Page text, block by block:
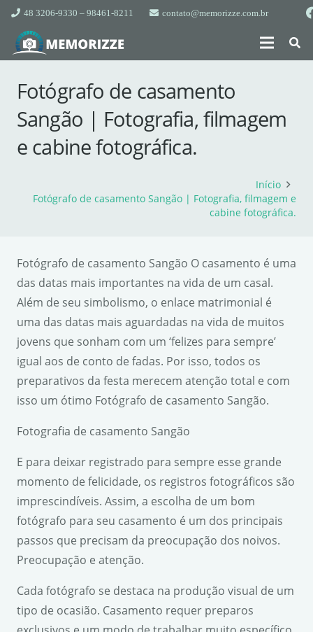
48 3206-9330 – 98461-8211 contato@memorizze.com.br
Fotógrafo de casamento
Sangão | Fotografia, filmagem
e cabine fotográfica.
Início
Fotógrafo de casamento Sangão | Fotografia, filmagem e
cabine fotográfica.
Fotógrafo de casamento Sangão O casamento é uma
das datas mais importantes na vida de um casal.
Além de seu simbolismo, o enlace matrimonial é
uma das datas mais aguardadas na vida de muitos
jovens que sonham com um ‘felizes para sempre’
igual aos de conto de fadas. Por isso, todos os
preparativos da festa merecem atenção total e com
isso um ótimo Fotógrafo de casamento Sangão.
Fotografia de casamento Sangão
E para deixar registrado para sempre esse grande
momento de felicidade, os registros fotográficos são
imprescindíveis. Assim, a escolha de um bom
fotógrafo para seu casamento é um dos principais
passos que precisam da preocupação dos noivos.
Preocupação e atenção.
Cada fotógrafo se destaca na produção visual de um
tipo de ocasião. Casamento requer preparos